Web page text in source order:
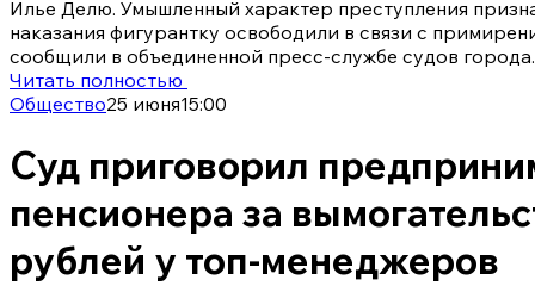
Илье Делю. Умышленный характер преступления
наказания фигурантку освободили в связи с
сообщили в объединенной пресс-службе судов города.
Читать полностью
Общество25 июня15:00
Суд приговорил
пенсионера за
рублей у топ-менеджеров